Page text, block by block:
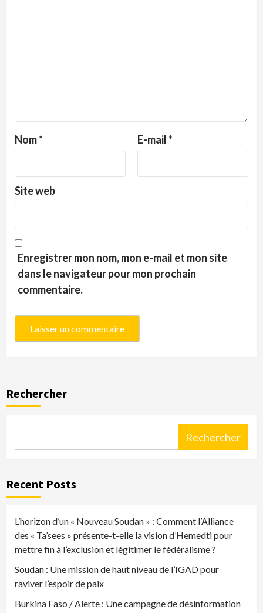
Nom* E-mail*
Site web
Enregistrer mon nom, mon e-mail et mon site
dans le navigateur pour mon prochain
commentaire.
Rechercher
Rechercher
Recent Posts
L’horizon d’un « Nouveau Soudan » : Comment l’Alliance
des « Ta’sees » présente-t-elle la vision d’Hemedti pour
mettre fin à l’exclusion et légitimer le fédéralisme ?
Soudan : Une mission de haut niveau de l’IGAD pour
raviver l’espoir de paix
Burkina Faso / Alerte : Une campagne de désinformation